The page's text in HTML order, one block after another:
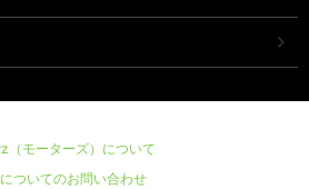
（モーターズ）について
ついてのお問い合わせ